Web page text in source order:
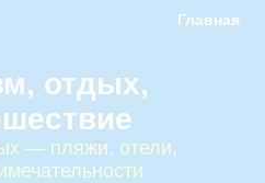
Главная
отдых,
— пляжи, отели,